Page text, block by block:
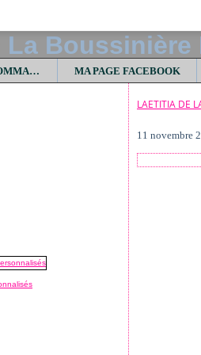
CONTACT ET COMMANDES MA PAGE FACEBOOK
LAETITIA DE
11 novembre